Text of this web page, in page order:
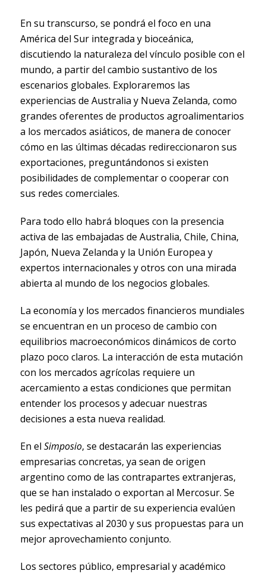
En su transcurso, se pondrá el foco en una
América del Sur ​integrada y ​bioceánica,
discutiendo la naturaleza del vínculo posible con el
mundo, a partir del cambio sustantivo de los
escenarios globales. Exploraremos las
experiencias de Australia y Nueva Zelanda, como
grandes oferentes de productos agroalimentarios
a los mercados asiáticos, de manera de conocer
cómo en las últimas décadas redireccionaron sus
exportaciones, preguntándonos si existen
posibilidades de complementar o cooperar con
sus redes comerciales.
Para todo ello habrá bloques con la presencia
activa de las embajadas de Australia, Chile, China,
Japón, Nueva Zelanda y la Unión Europea y
expertos internacionales y otros con una mirada
abierta al mundo de los negocios globales.
La economía y los mercados financieros mundiales
se encuentran en un proceso de cambio con
equilibrios macroeconómicos dinámicos de corto
plazo poco claros. La interacción de esta mutación
con los mercados agrícolas requiere un
acercamiento a estas condiciones que permitan
entender los procesos y adecuar nuestras
decisiones a esta nueva realidad.
En el Simposio, se destacarán las experiencias
empresarias concretas, ya sean de origen
argentino como de las contrapartes extranjeras,
que se han instalado o exportan al Mercosur. Se
les pedirá que a partir de su experiencia evalúen
sus expectativas al 2030 y sus propuestas para un
mejor aprovechamiento conjunto.
Los sectores público, empresarial y académico